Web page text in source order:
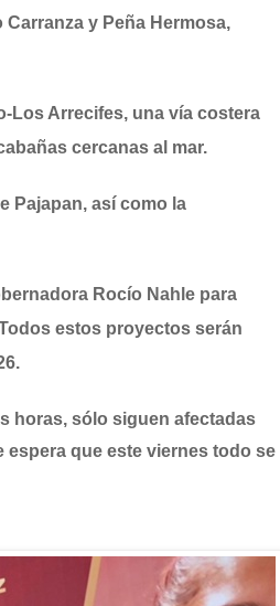
y Peña Hermosa,
Los Arrecifes, una vía costera
cercanas al mar.
Pajapan, así como la
Rocío Nahle para
estos proyectos serán
horas, sólo siguen afectadas
espera que este viernes todo se